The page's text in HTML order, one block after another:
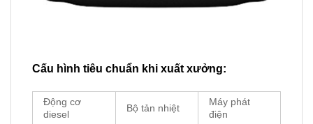
Cấu hình tiêu chuẩn khi xuất xưởng:
Động cơ
diesel
Bộ tản nhiệt
Máy phát
điện